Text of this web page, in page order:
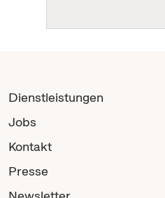
Dienstleistungen
Jobs
Kontakt
Presse